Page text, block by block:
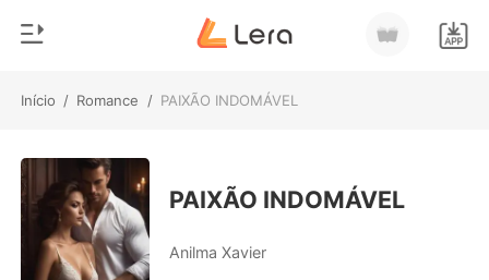
Início / Romance / PAIXÃO INDOMÁVEL
Loja
Histórico
Gênero
Moderno
Lobisomem
PAIXÃO INDOMÁVEL
Anilma Xavier